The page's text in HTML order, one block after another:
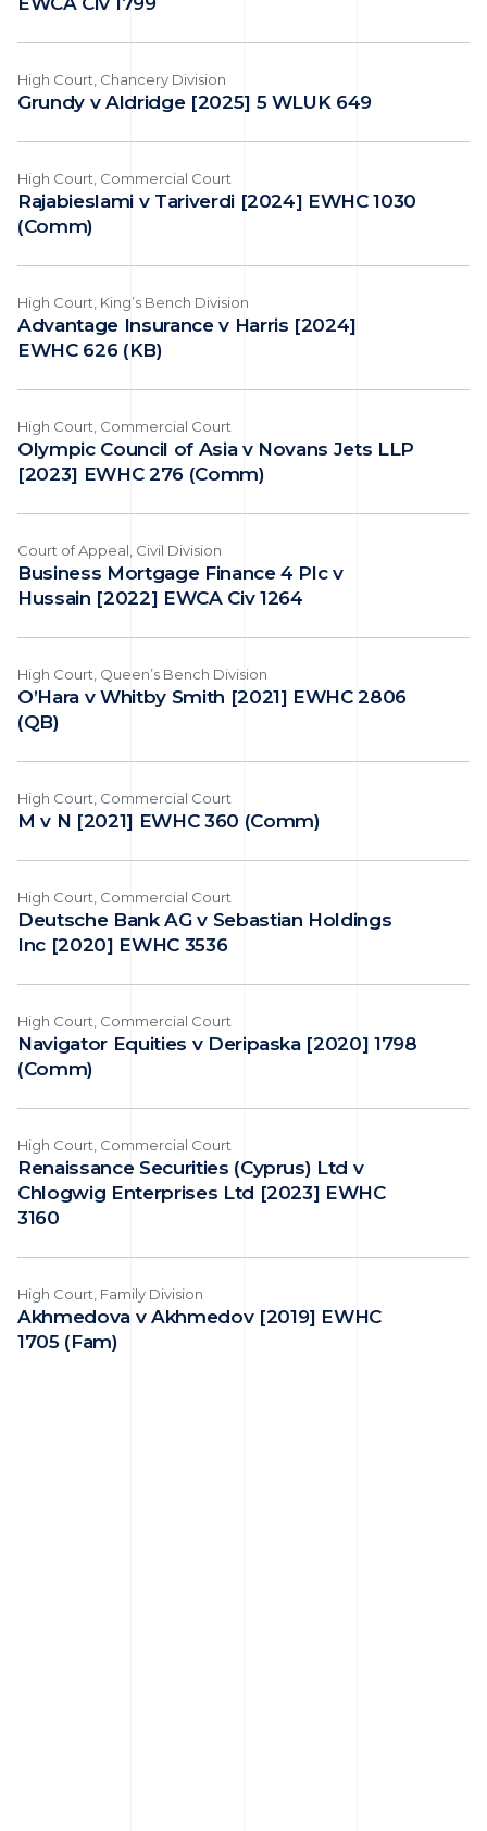
High Court, Chancery Division
Grundy v Aldridge [2025] 5 WLUK 649
High Court, Commercial Court
Rajabieslami v Tariverdi [2024] EWHC 1030
(Comm)
High Court, King’s Bench Division
Advantage Insurance v Harris [2024]
EWHC 626 (KB)
High Court, Commercial Court
Olympic Council of Asia v Novans Jets LLP
[2023] EWHC 276 (Comm)
Court of Appeal, Civil Division
Business Mortgage Finance 4 Plc v
Hussain [2022] EWCA Civ 1264
High Court, Queen’s Bench Division
O’Hara v Whitby Smith [2021] EWHC 2806
(QB)
High Court, Commercial Court
M v N [2021] EWHC 360 (Comm)
High Court, Commercial Court
Deutsche Bank AG v Sebastian Holdings
Inc [2020] EWHC 3536
High Court, Commercial Court
Navigator Equities v Deripaska [2020] 1798
(Comm)
High Court, Commercial Court
Renaissance Securities (Cyprus) Ltd v
Chlogwig Enterprises Ltd [2023] EWHC
3160
High Court, Family Division
Akhmedova v Akhmedov [2019] EWHC
1705 (Fam)